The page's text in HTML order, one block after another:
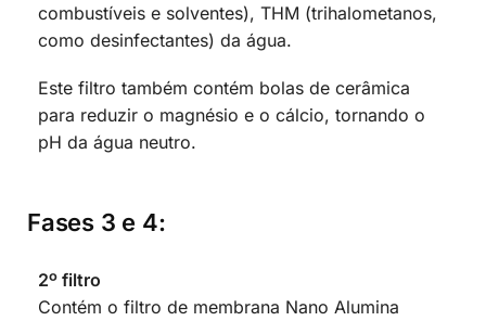
combustíveis e solventes), THM (trihalometanos,
como desinfectantes) da água.
Este filtro também contém bolas de cerâmica
para reduzir o magnésio e o cálcio, tornando o
pH da água neutro.
Fases 3 e 4:
2º filtro
Contém o filtro de membrana Nano Alumina